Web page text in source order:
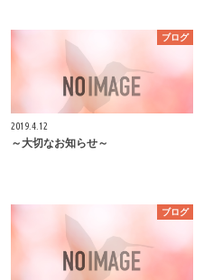
ブログ
2019.4.12
～大切なお知らせ～
ブログ